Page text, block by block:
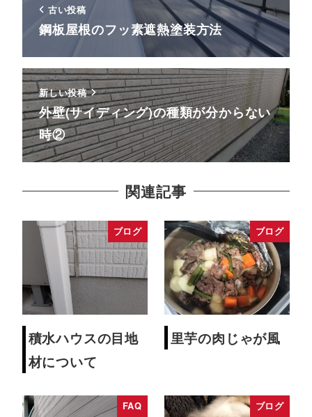
古い投稿
鋼板屋根のフッ素遮熱塗装方法
新しい投稿
外壁(サイディング)の種類が分からない
時②
関連記事
ブログ
積水ハウスの目地
材について
ブログ
里芋の肉じゃが風
FAQ ブログ